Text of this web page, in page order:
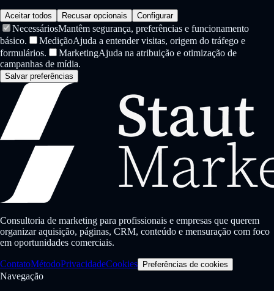
Aceitar todos Recusar opcionais Configurar
NecessáriosMantêm segurança, preferências e funcionamento
básico.
MediçãoAjuda a entender visitas, origem do tráfego e
formulários.
MarketingAjuda na atribuição e otimização de
campanhas de mídia.
Salvar preferências
Consultoria de marketing para profissionais e empresas que querem
organizar aquisição, páginas, CRM, conteúdo e mensuração com foco
em oportunidades comerciais.
ContatoMétodoPrivacidadeCookies Preferências de cookies
Navegação